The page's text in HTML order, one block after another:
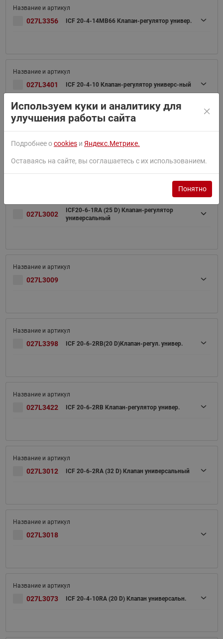
027L3356 ICF 20-4-14MB66 Клапан-регулятор универ.
027L3401 ICF 20-4-10 Клапан-регулятор универс-ный
027L3000
027L3002
ICF20-6-1RA (25 D) Клапан-регулятор
универсальный
027L3009
027L3398 ICF 20-6-2RB(20 D)Клапан-регул. универ.
027L3422 ICF 20-6-2RB Клапан-регулятор универ.
027L3012 ICF 20-6-2RA (32 D) Клапан универсальный
027L3018
027L3073 ICF 20-4-10RA (20 D) Клапан универсальн.
Используем куки и аналитику для
улучшения работы сайта
Подробнее оcookies и Яндекс.Метрике.
Оставаясь на сайте, вы соглашаетесь с их использованием.
Понятно